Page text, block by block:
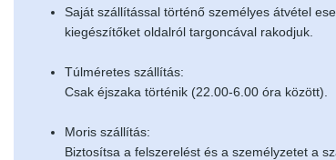
Saját szállítással történő személyes átvétel
kiegészítőket oldalról targoncával rakodjuk.
Túlméretes szállítás:
Csak éjszaka történik (22.00-6.00 óra között).
Moris szállítás:
Biztosítsa a felszerelést és a személyzetet a